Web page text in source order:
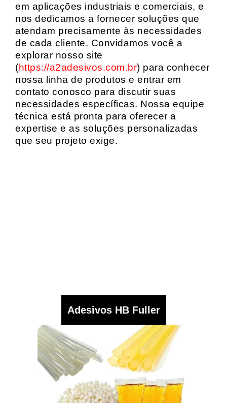
em aplicações industriais e comerciais, e
nos dedicamos a fornecer soluções que
atendam precisamente às necessidades
de cada cliente. Convidamos você a
explorar nosso site
(https://a2adesivos.com.br) para conhecer
nossa linha de produtos e entrar em
contato conosco para discutir suas
necessidades específicas. Nossa equipe
técnica está pronta para oferecer a
expertise e as soluções personalizadas
que seu projeto exige.
Adesivos HB Fuller